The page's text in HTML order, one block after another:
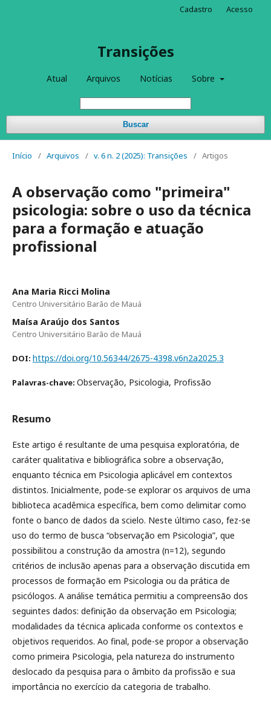
Transições
Atual Arquivos Notícias Sobre
Buscar
Cadastro Acesso
Início / Arquivos / v. 6 n. 2 (2025): Transições / Artigos
A observação como "primeira"
psicologia: sobre o uso da técnica
para a formação e atuação
profissional
Ana Maria Ricci Molina
Centro Universitário Barão de Mauá
Maísa Araújo dos Santos
Centro Universitário Barão de Mauá
DOI: https://doi.org/10.56344/2675-4398.v6n2a2025.3
Palavras-chave: Observação, Psicologia, Profissão
Resumo
Este artigo é resultante de uma pesquisa exploratória, de
caráter qualitativa e bibliográfica sobre a observação,
enquanto técnica em Psicologia aplicável em contextos
distintos. Inicialmente, pode-se explorar os arquivos de uma
biblioteca acadêmica específica, bem como delimitar como
fonte o banco de dados da scielo. Neste último caso, fez-se
uso do termo de busca “observação em Psicologia”, que
possibilitou a construção da amostra (n=12), segundo
critérios de inclusão apenas para a observação discutida em
processos de formação em Psicologia ou da prática de
psicólogos. A análise temática permitiu a compreensão dos
seguintes dados: definição da observação em Psicologia;
modalidades da técnica aplicada conforme os contextos e
objetivos requeridos. Ao final, pode-se propor a observação
como primeira Psicologia, pela natureza do instrumento
deslocado da pesquisa para o âmbito da profissão e sua
importância no exercício da categoria de trabalho.